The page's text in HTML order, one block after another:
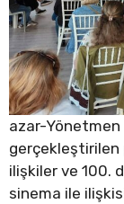
azar-Yönetmen
gerçekleştirilen
ilişkiler ve 100.
sinema ile